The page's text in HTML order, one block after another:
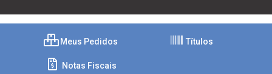
Meus Pedidos Títulos
Notas Fiscais